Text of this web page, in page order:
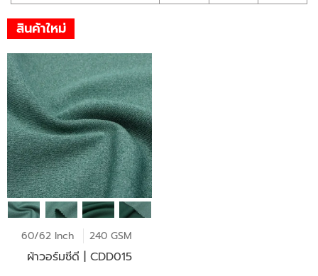
สินค้าใหม่
60/62 Inch 240 GSM
ผ้าวอร์มซีดี | CDD015